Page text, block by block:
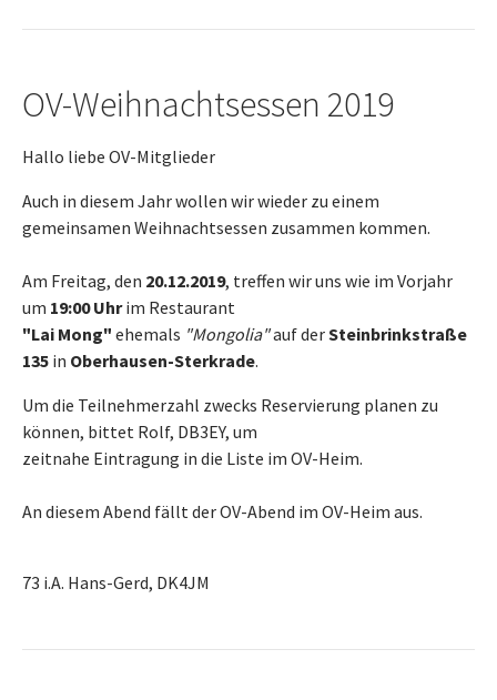
OV-Weihnachtsessen 2019
Hallo liebe OV-Mitglieder
Auch in diesem Jahr wollen wir wieder zu einem
gemeinsamen Weihnachtsessen zusammen kommen.
Am Freitag, den 20.12.2019, treffen wir uns wie im Vorjahr
um 19:00 Uhrim Restaurant
"Lai Mong" ehemals "Mongolia"auf derSteinbrinkstraße
135 in Oberhausen-Sterkrade.
Um die Teilnehmerzahl zwecks Reservierung planen zu
können, bittet Rolf, DB3EY, um
zeitnahe Eintragung in die Liste im OV-Heim.
An diesem Abend fällt der OV-Abend im OV-Heim aus.
73 i.A. Hans-Gerd, DK4JM